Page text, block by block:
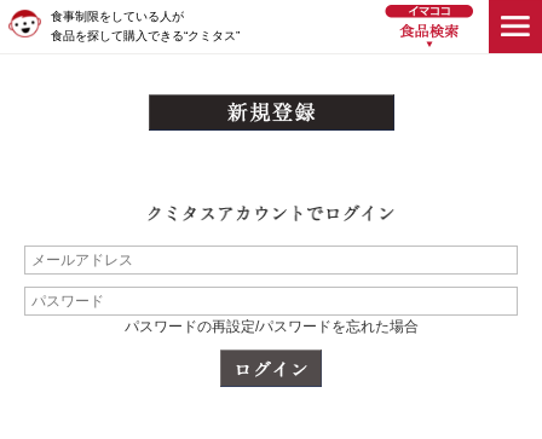
食事制限をしている人が
食品を探して購入できる“クミタス”
パスワードの再設定/パスワードを忘れた場合